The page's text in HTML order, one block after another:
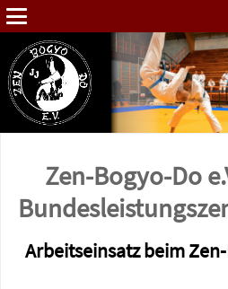
Zen-Bogyo-Do
Arbeitseinsatz beim